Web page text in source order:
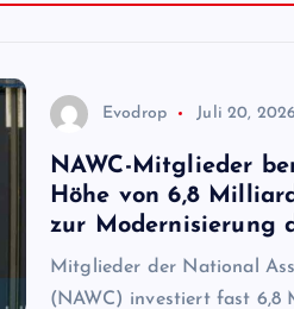
Evodrop Juli 20, 2026
NAWC-Mitglieder
Höhe von 6,8
zur Modernisierung
Mitglieder der National
(NAWC) investiert fast 6,8